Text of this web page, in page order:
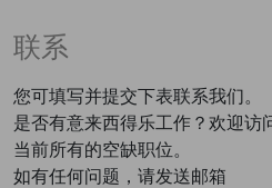
联系
您可填写并提交下表联系我们。
是否有意来西得乐工作？欢迎访
当前所有的空缺职位。
如有任何问题，请发送邮箱